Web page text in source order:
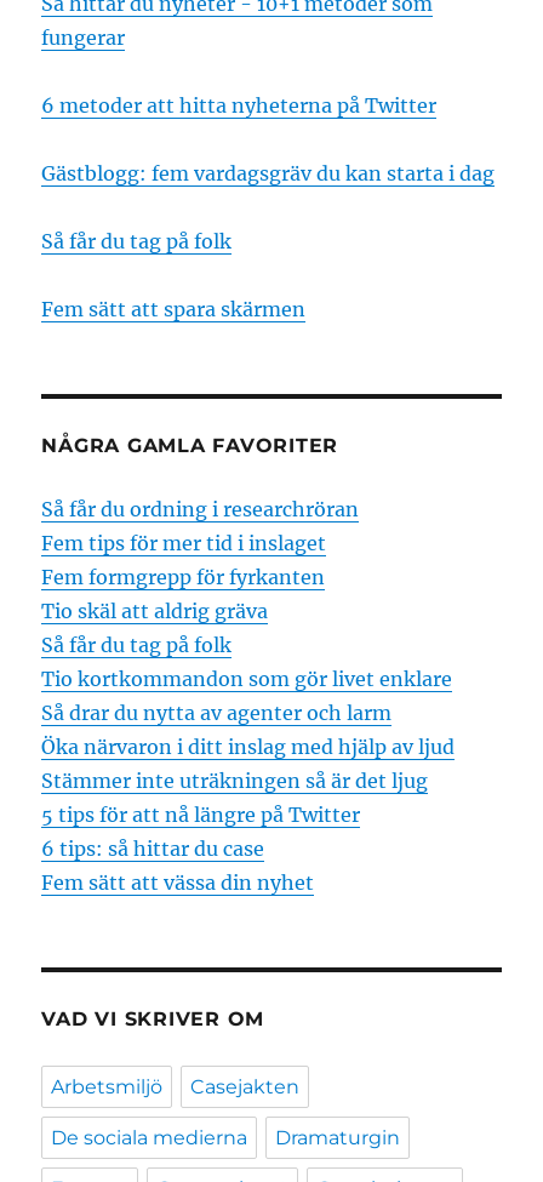
fungerar
6 metoder att hitta nyheterna på Twitter
Gästblogg: fem vardagsgräv du kan starta i dag
Så får du tag på folk
Fem sätt att spara skärmen
NÅGRA GAMLA FAVORITER
Så får du ordning i researchröran
Fem tips för mer tid i inslaget
Fem formgrepp för fyrkanten
Tio skäl att aldrig gräva
Så får du tag på folk
Tio kortkommandon som gör livet enklare
Så drar du nytta av agenter och larm
Öka närvaron i ditt inslag med hjälp av ljud
Stämmer inte uträkningen så är det ljug
5 tips för att nå längre på Twitter
6 tips: så hittar du case
Fem sätt att vässa din nyhet
VAD VI SKRIVER OM
Arbetsmiljö Casejakten
De sociala medierna Dramaturgin